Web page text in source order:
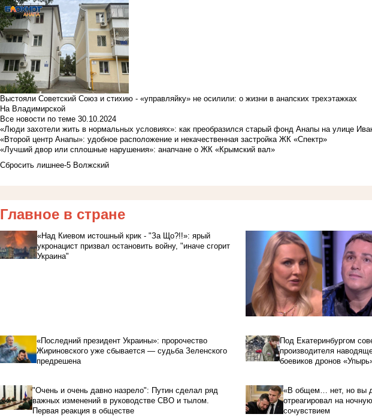
Выстояли Советский Союз и стихию - «управляйку» не осилили: о жизни в анапских трехэтажках
На Владимирской
Все новости по теме 30.10.2024
«Люди захотели жить в нормальных условиях»: как преобразился старый фонд Анапы на улице
«Второй центр Анапы»: удобное расположение и некачественная застройка ЖК «Спектр»
«Лучший двор или сплошные нарушения»: анапчане о ЖК «Крымский вал»
Сбросить лишнее-5 Волжский
Главное в стране
«Над Киевом истошный крик - "За Що?!!»: ярый
укронацист призвал остановить войну, "иначе сгорит
Украина"
«Последний президент Украины»: пророчество
Жириновского уже сбывается — судьба Зеленского
предрешена
Под Екатеринбургом
производителя
боевиков дронов
"Очень и очень давно назрело": Путин сделал ряд
важных изменений в руководстве СВО и тылом.
Первая реакция в обществе
«В общем… нет, но вы
отреагировал на
сочувствием